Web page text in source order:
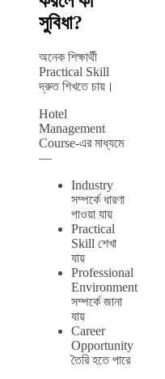
সুবিধা?
অনেক শিক্ষার্থী
Practical Skill
দ্রুত শিখতে চায়।
Hotel
Management
Course-এর মাধ্যমে
—
Industry
সম্পর্কে ধারণা
পাওয়া যায়
Practical
Skill শেখা
যায়
Professional
Environment
সম্পর্কে জানা
যায়
Career
Opportunity
তৈরি হতে পারে